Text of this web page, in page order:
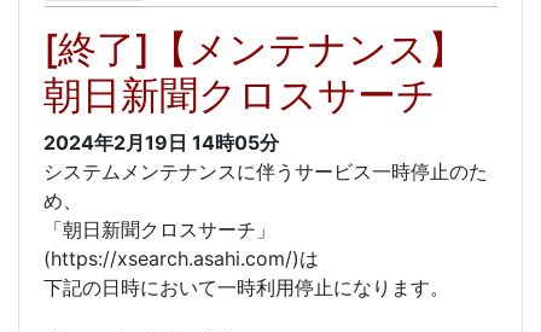
[終了]【メンテナンス】
朝日新聞クロスサーチ
2024年2月19日 14時05分
システムメンテナンスに伴うサービス一時停止のた
め、
「朝日新聞クロスサーチ」
(https://xsearch.asahi.com/)は
下記の日時において一時利用停止になります。